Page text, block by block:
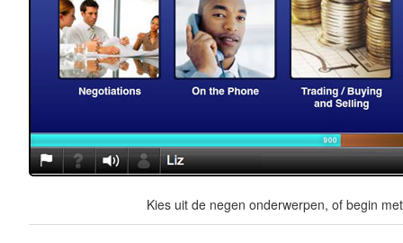
Kies uit de negen onderwerpen, of begin